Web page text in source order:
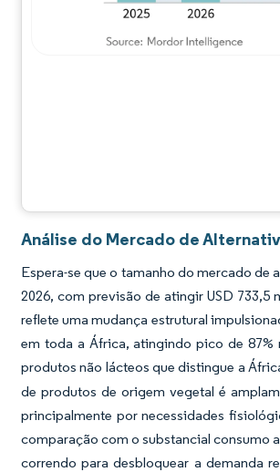
Análise do Mercado de
Espera-se que o tamanho do mercado de
2026, com previsão de atingir USD 733,5
reflete uma mudança estrutural
em toda a África, atingindo pico de
produtos não lácteos que distingue a
de produtos de origem vegetal é
principalmente por necessidades
comparação com o substancial consumo
correndo para desbloquear a demanda